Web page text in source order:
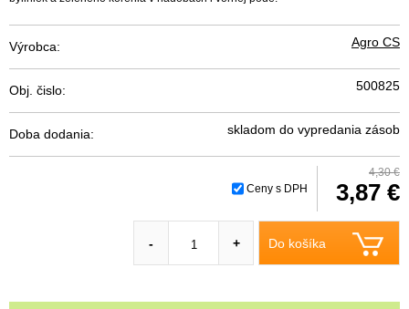
Výrobca: Agro CS
Obj. čislo: 500825
Doba dodania: skladom do vypredania zásob
Ceny s DPH
4,30 €
3,87 €
Do košíka
- +